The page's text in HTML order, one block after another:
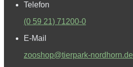
Telefon
(0 59 21) 71200-0
E-Mail
zooshop@tierpark-nordhorn.de